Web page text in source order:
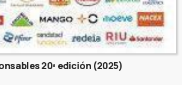
20ª edición (2025)